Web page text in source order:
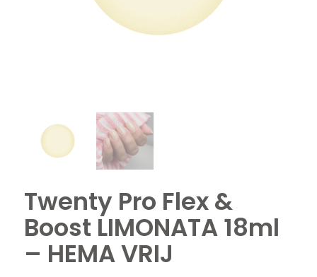
Twenty Pro Flex &
Boost LIMONATA 18ml
– HEMA VRIJ